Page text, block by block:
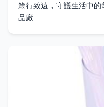
篤行致遠，守護生活中
品廠